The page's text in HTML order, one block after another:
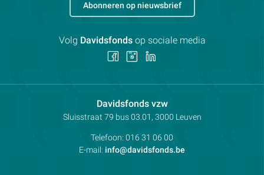
Davidsfonds vzwContactpersoon:
Adres:
Sluisstraat 79 bus 03.01, 3000 Leuven
Telefoon: 016 31 06 00
E-mail: info@davidsfonds.be
Abonneren op nieuwsbrief
Volg Davidsfondsop sociale media
Volg Volg